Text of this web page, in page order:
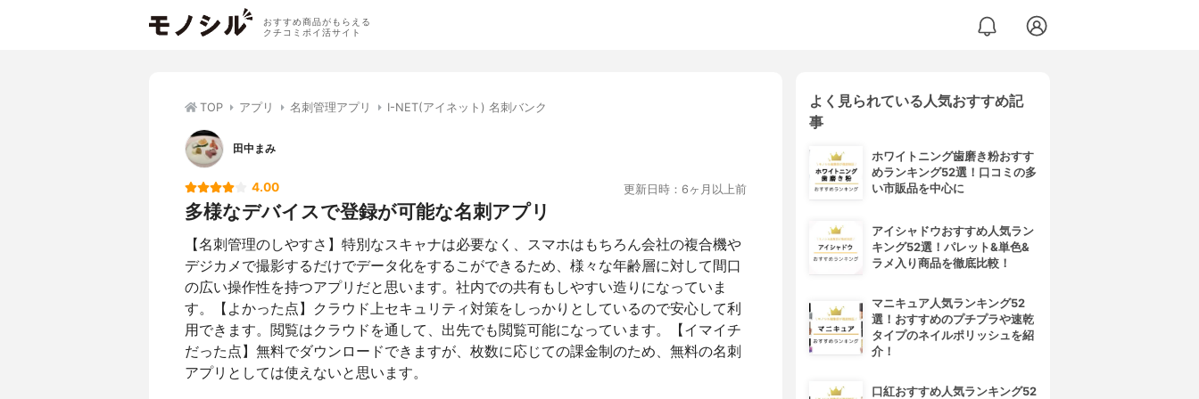
おすすめ商品がもらえる
クチコミポイ活サイト
TOP アプリ 名刺管理アプリ I-NET(アイネット) 名刺バンク
田中まみ
4.00 更新日時：6ヶ月以上前
多様なデバイスで登録が可能な名刺アプリ
【名刺管理のしやすさ】特別なスキャナは必要なく、スマホはもちろん会社の複合機や
デジカメで撮影するだけでデータ化をするこができるため、様々な年齢層に対して間口
の広い操作性を持つアプリだと思います。社内での共有もしやすい造りになっていま
す。【よかった点】クラウド上セキュリティ対策をしっかりとしているので安心して利
用できます。閲覧はクラウドを通して、出先でも閲覧可能になっています。【イマイチ
だった点】無料でダウンロードできますが、枚数に応じての課金制のため、無料の名刺
アプリとしては使えないと思います。
よく見られている人気おすすめ記
事
ホワイトニング歯磨き粉おすす
めランキング52選！口コミの多
い市販品を中心に
アイシャドウおすすめ人気ラン
キング52選！パレット&単色&
ラメ入り商品を徹底比較！
マニキュア人気ランキング52
選！おすすめのプチプラや速乾
タイプのネイルポリッシュを紹
介！
口紅おすすめ人気ランキング52